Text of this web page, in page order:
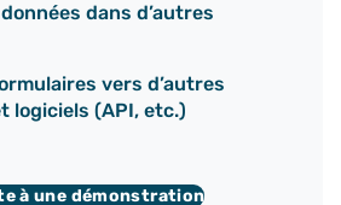
dans d’autres
vers d’autres
logiciels (API, etc.)​
à une démonstration